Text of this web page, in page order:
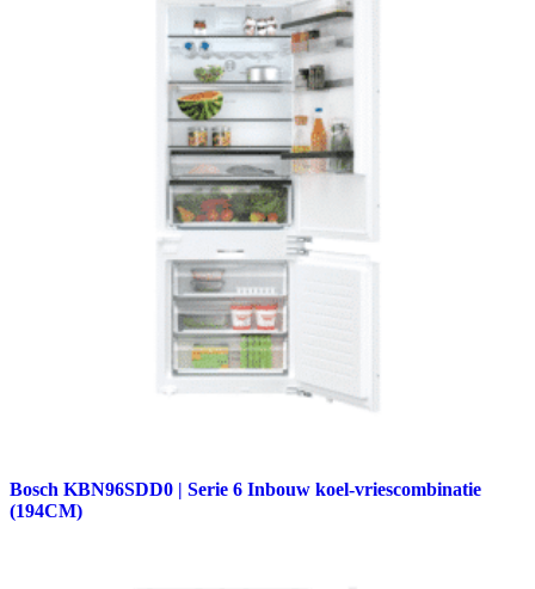
Bosch KBN96SDD0 | Serie 6 Inbouw koel-vriescombinatie
(194CM)